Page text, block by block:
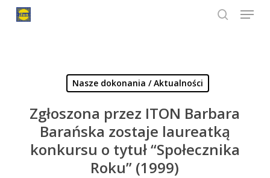
Menu
Nasze dokonania / Aktualności
Zgłoszona przez ITON Barbara
Barańska zostaje laureatką
konkursu o tytuł “Społecznika
Roku” (1999)